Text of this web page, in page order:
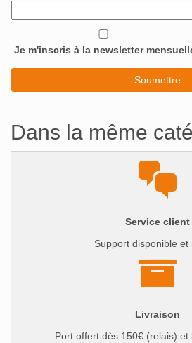
Je m'inscris à la newsletter
Dans la même
Service client
Support disponible et
Livraison
Port offert dès 150€ (relais) et